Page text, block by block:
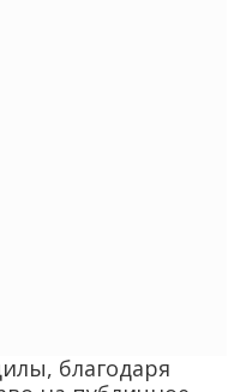
подтянулись